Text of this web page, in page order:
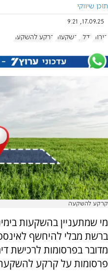
תוכן שיווקי
17.09.25, 9:21
דירות נדל"ן השקעות קרקע להשקעה
קרקע להשקעה
מי שמתעניין בהשקעות
ברשת מבלי להיחשף
מדובר בפרסומות לרכישת
פרסומות על קרקע